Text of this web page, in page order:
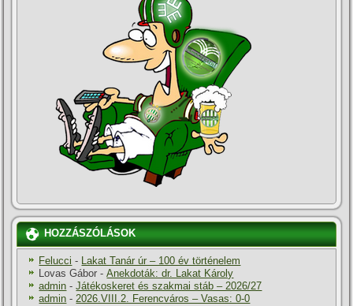
HOZZÁSZÓLÁSOK
Felucci - Lakat Tanár úr – 100 év történelem
Lovas Gábor -Anekdoták: dr. Lakat Károly
admin -Játékoskeret és szakmai stáb – 2026/27
admin - 2026.VIII.2. Ferencváros – Vasas: 0-0